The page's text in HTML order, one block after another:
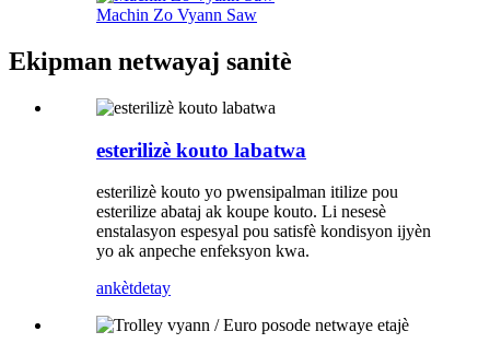
Machin Zo Vyann Saw
Ekipman netwayaj sanitè
esterilizè kouto labatwa
esterilizè kouto yo pwensipalman itilize pou
esterilize abataj ak koupe kouto. Li nesesè
enstalasyon espesyal pou satisfè kondisyon ijyèn
yo ak anpeche enfeksyon kwa.
ankètdetay